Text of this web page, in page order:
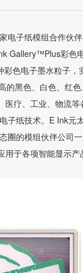
子纸模组合作伙
Gallery™Plus彩色
色电子墨水粒子
黑色、白色、红
疗、工业、物流
纸技术。E Ink
圈的模组伙伴公司
于各项智能显示